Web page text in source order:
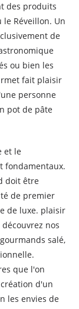
des produits
Réveillon. Un
de
ou bien les
fait plaisir
personne
pot de pâte
et le
fondamentaux.
doit être
de premier
de luxe. plaisir
nos
salé,
que l'on
d'un
les envies de